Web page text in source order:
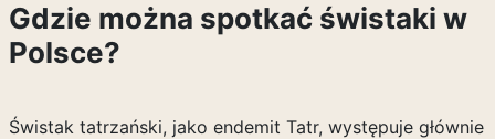
Gdzie można spotkać świstaki w
Polsce?
Świstak tatrzański, jako endemit Tatr, występuje głównie